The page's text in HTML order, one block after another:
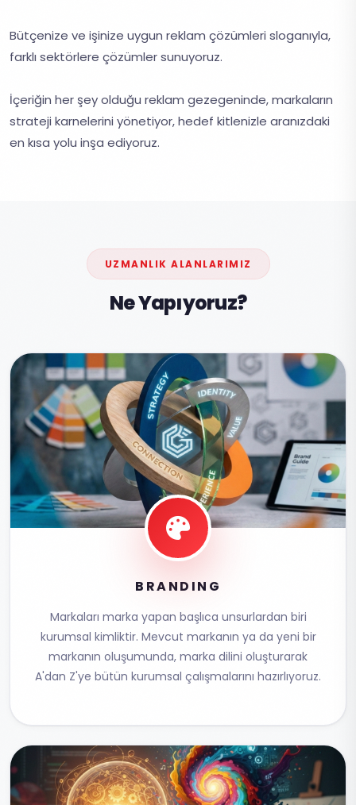
Bütçenize ve işinize uygun reklam çözümleri sloganıyla,
farklı sektörlere çözümler sunuyoruz.
İçeriğin her şey olduğu reklam gezegeninde, markaların
strateji karnelerini yönetiyor, hedef kitlenizle aranızdaki
en kısa yolu inşa ediyoruz.
UZMANLIK ALANLARIMIZ
Ne Yapıyoruz?
BRANDING
Markaları marka yapan başlıca unsurlardan biri
kurumsal kimliktir. Mevcut markanın ya da yeni bir
markanın oluşumunda, marka dilini oluşturarak
A'dan Z'ye bütün kurumsal çalışmalarını hazırlıyoruz.